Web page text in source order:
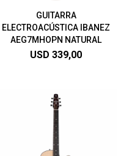
GUITARRA
ELECTROACÚSTICA IBANEZ
AEG7MHOPN NATURAL
USD 339,00